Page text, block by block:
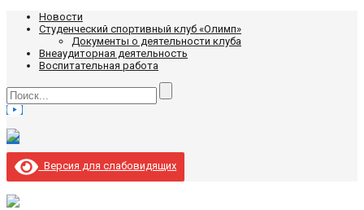
Новости
Студенческий спортивный клуб «Олимп»
Документы о деятельности клуба
Внеаудиторная деятельность
Воспитательная работа
Версия для слабовидящих